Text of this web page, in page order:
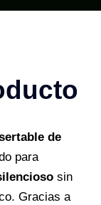
de
para
sin
Gracias a